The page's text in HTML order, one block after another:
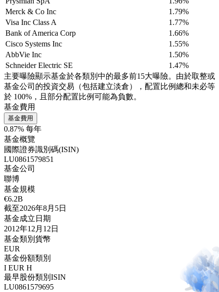
Merck & Co Inc
1.79%
Visa Inc Class A
1.77%
Bank of America Corp
1.66%
Cisco Systems Inc
1.55%
AbbVie Inc
1.50%
Schneider Electric SE
1.47%
主要曝險顯示基金於各類別中的最多前15大曝險。由於取整或
基金公司的投資交易（包括建立淡倉），配置比例總和未必等
於 100%，且部分配置比例可能為負數。
基金費用
基金費用
0.87% 每年
基金概覽
國際證券識別碼(ISIN)
LU0861579851
基金公司
聯博
基金規模
€6.2B
截至2026年8月5日
基金成立日期
2012年12月12日
基金類別貨幣
EUR
基金份額類別
I EUR H
最早股份類別ISIN
LU0861579695